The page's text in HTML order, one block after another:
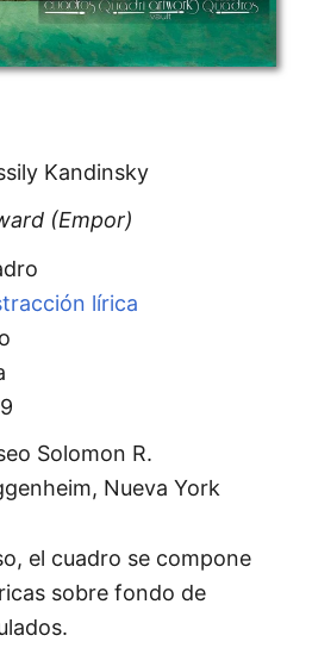
Kandinsky
(Empor)
lírica
Solomon R.
Nueva York
el cuadro se compone
sobre fondo de